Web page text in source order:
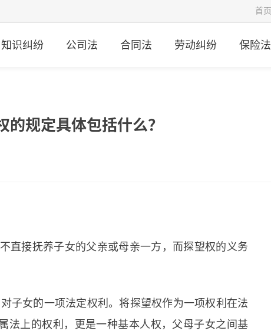
首页
知识纠纷 公司法 合同法 劳动纠纷 保险法
规定具体包括什么？
直接抚养子女的父亲或母亲一方，而探望权的义务
子女的一项法定权利。将探望权作为一项权利在法
法上的权利，更是一种基本人权，父母子女之间基